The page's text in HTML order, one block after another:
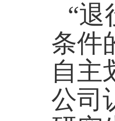
“退
条件
自主
公司